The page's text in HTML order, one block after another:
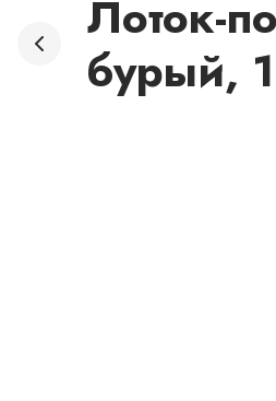
Лоток-
бурый,